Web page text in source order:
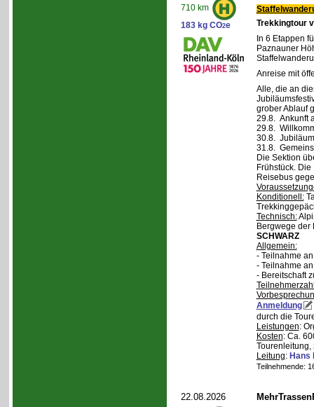
710 km
183 kg CO2e
Trekkingtour
In 6 Etappen
Paznauner
Anreise mit
Alle, die an
grober Ablauf
29.8. Ankunft
29.8.
30.8.
31.8.
Die Sektion
Frühstück.
Reisebus
Konditionell:
Technisch:
Bergwege
SCHWARZ
Allgemein:
- Teilnahme
- Teilnahme
- Bereitschaft
Anmeldung
durch die
Leistungen:
Kosten: Ca.
Tourenleitung,
Leitung: Hans
Teilnehmende:
22.08.2026